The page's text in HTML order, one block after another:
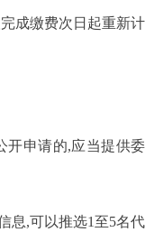
成缴费次日起重新计
开申请的,应当提供委
息,可以推选1至5名代